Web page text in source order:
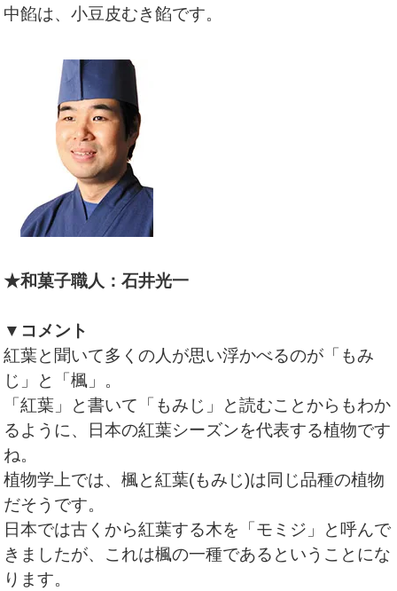
中餡は、小豆皮むき餡です。
★和菓子職人：石井光一
▼コメント
紅葉と聞いて多くの人が思い浮かべるのが「もみ
じ」と「楓」。
「紅葉」と書いて「もみじ」と読むことからもわか
るように、日本の紅葉シーズンを代表する植物です
ね。
植物学上では、楓と紅葉(もみじ)は同じ品種の植物
だそうです。
日本では古くから紅葉する木を「モミジ」と呼んで
きましたが、これは楓の一種であるということにな
ります。